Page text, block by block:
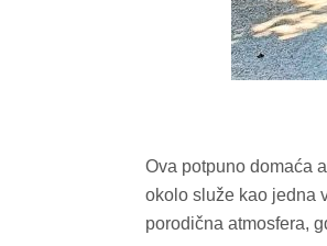
Ova potpuno domaća
okolo služe kao jedna
porodična atmosfera,